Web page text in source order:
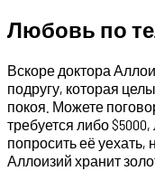
Любовь по
Вскоре доктора
подругу, которая
покоя. Можете
требуется либо
попросить её уехать,
Аллоизий хранит